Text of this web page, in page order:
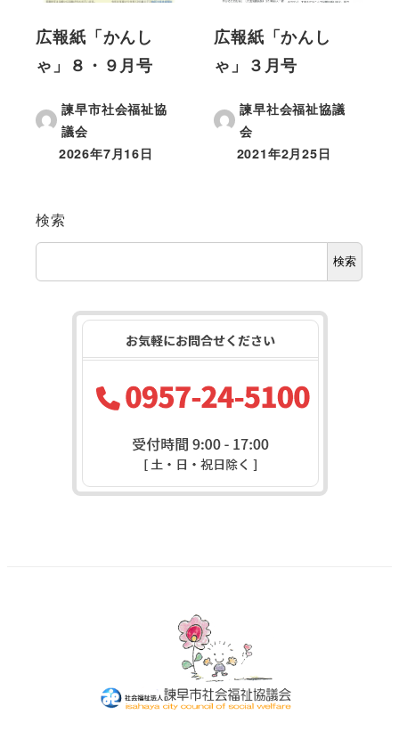
広報紙「かんし
ゃ」８・９月号
諫早市社会福祉協
議会
2026年7月16日
広報紙「かんし
ゃ」３月号
諫早社会福祉協議
会
2021年2月25日
検索
検索